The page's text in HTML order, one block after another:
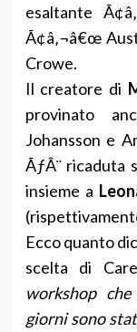
esaltante
Ã¢â‚¬â€œ
Crowe.
Il creatore di
provinato
Johansson e
ÃƒÂ¨ ricaduta
insieme a
Ecco quanto
scelta di
workshop
giorni sono